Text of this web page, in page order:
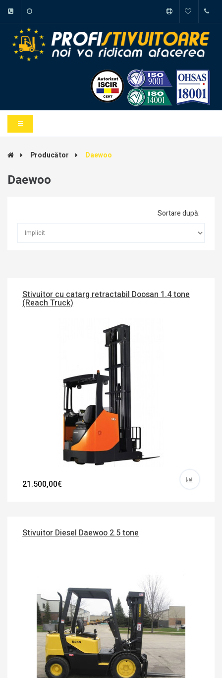
Producător Daewoo
Daewoo
Sortare după:
Stivuitor cu catarg retractabil Doosan 1.4 tone
(Reach Truck)
21.500,00€
Stivuitor Diesel Daewoo 2.5 tone